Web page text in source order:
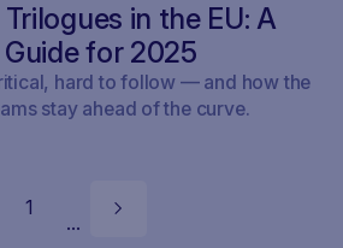
in the EU: A
for 2025
hard to follow — and how the
stay ahead of the curve.
1
...